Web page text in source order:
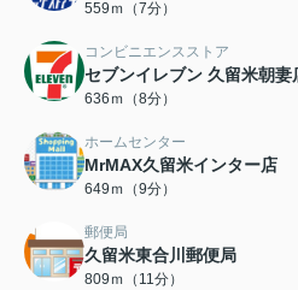
559ｍ（7分）
コンビニエンスストア
セブンイレブン 久留米朝妻
636ｍ（8分）
ホームセンター
MrMAX久留米インター店
649ｍ（9分）
郵便局
久留米東合川郵便局
809ｍ（11分）